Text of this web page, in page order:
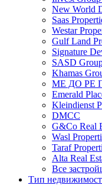
New World
Saas
Westar
Gulf Land
Signature
SASD
Khamas
МЕ ДО РЕ
Emerald
Kleindienst
DMCC
G&Co Real
Wasl
Taraf
Alta Real
Все
Тип